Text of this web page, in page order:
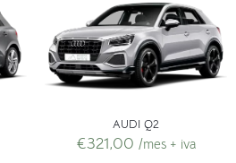
AUDI Q2
€321,00 /mes + iva